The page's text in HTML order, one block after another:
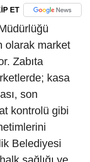
ET
olarak market
Zabıta
kasa
son
kontrolü gibi
Belediyesi